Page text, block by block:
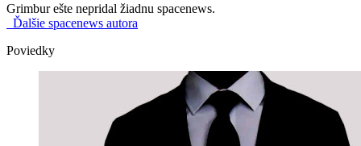
Grimbur ešte nepridal žiadnu spacenews.
Ďalšie spacenews autora
Poviedky